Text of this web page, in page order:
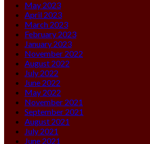
May 2023
April 2023
March 2023
February 2023
January 2023
November 2022
August 2022
July 2022
June 2022
May 2022
November 2021
September 2021
August 2021
July 2021
June 2021